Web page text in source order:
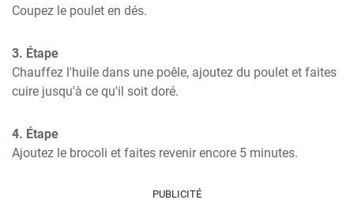
Coupez le poulet en dés.
3. Étape
Chauffez l'huile dans une poêle, ajoutez du poulet et faites
cuire jusqu'à ce qu'il soit doré.
4. Étape
Ajoutez le brocoli et faites revenir encore 5 minutes.
PUBLICITÉ